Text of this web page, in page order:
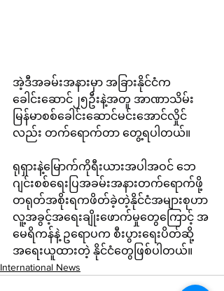
အဲ့ဒီအခမ်းအနားမှာ အခြားနိုင်ငံက
ခေါင်းဆောင်၂၅ဦးနဲ့အတူ အာဏာသိမ်း
မြန်မာစစ်ခေါင်းဆောင်မင်းအောင်လှိုင်
လည်း တက်ရောက်တာ တွေ့ရပါတယ်။
ရုရှားနဲ့မြောက်ကိုရီးယားအပါအဝင် ဘေ
ဂျင်းစစ်ရေးပြအခမ်းအနားတက်ရောက်ဖို့
တရုတ်အစိုးရကဖိတ်ခဲ့တဲ့နိုင်ငံအများစုဟာ
လူ့အခွင့်အရေးချိုးဖောက်မှုတွေကြောင့် အ
မေရိကန်နဲ့ ဥ‌ရောပက စီးပွားရေးပိတ်ဆို့
အရေးယူထားတဲ့ နိုင်ငံတွေဖြစ်ပါတယ်။
International News